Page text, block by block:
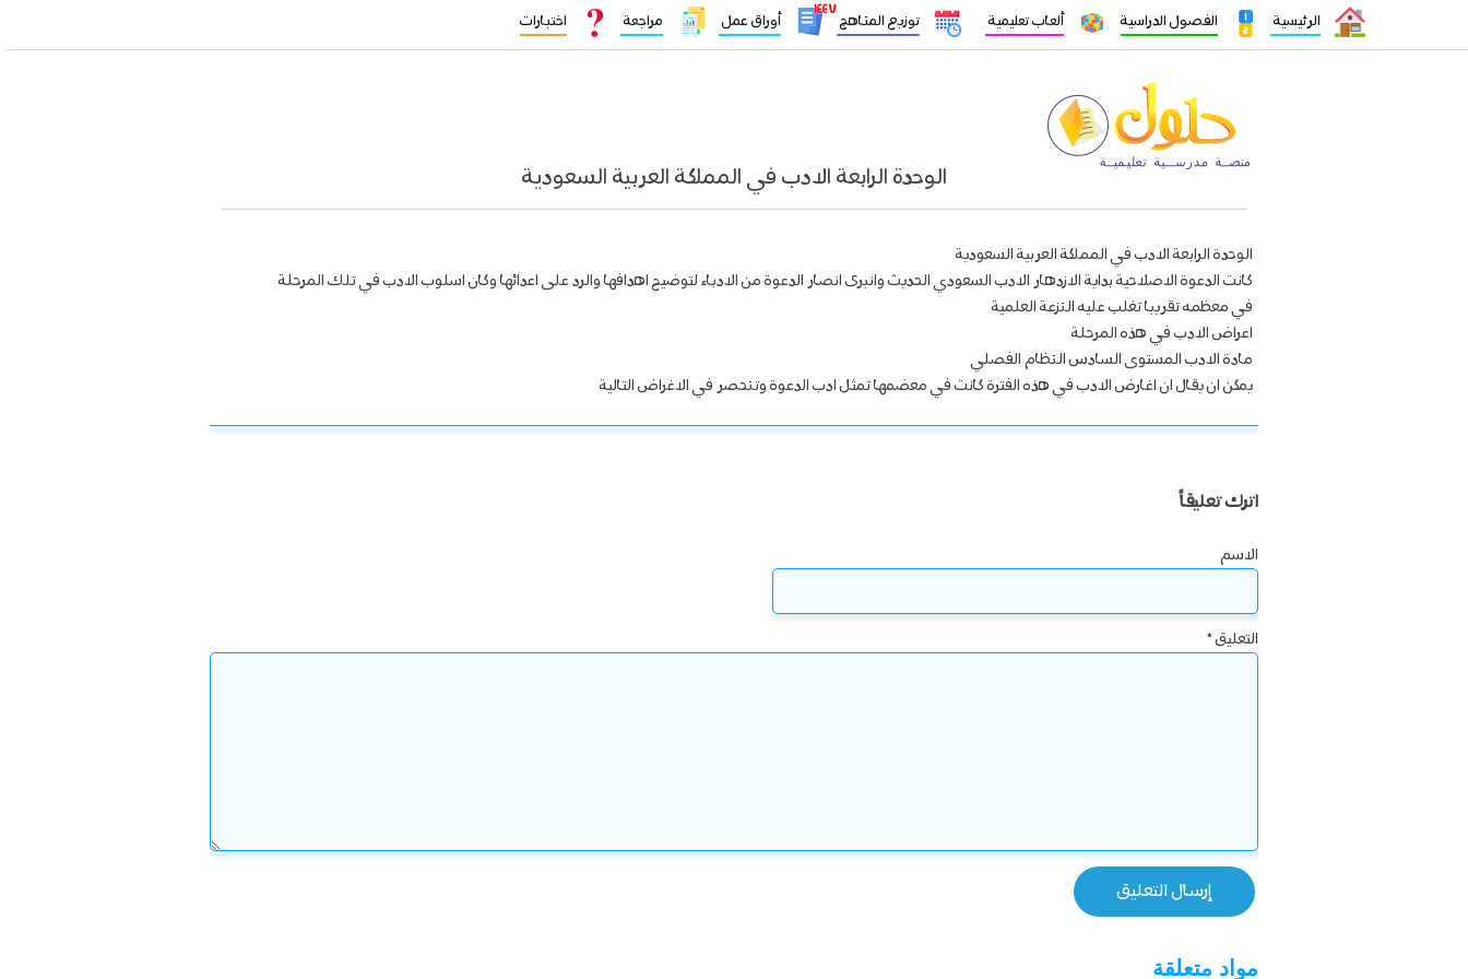
الرئيسية الفصول الدراسية ألعاب تعليمية توزيع المناهج
١٤٤٧
أوراق عمل مراجعة اختبارات
الوحدة الرابعة الادب في المملكة العربية السعودية
الوحدة الرابعة الادب في المملكة العربية السعودية
كانت الدعوة الاصلاحية بداية الازدهار الادب السعودي الحديث وانبرى انصار الدعوة من الادباء لتوضيح اهدافها والرد على اعدائها وكان اسلوب الادب في تلك المرحلة
في معظمه تقريبا تغلب عليه النزعة العلمية
اعراض الادب في هذه المرحلة
مادة الادب المستوى السادس النظام الفصلي
يمكن ان يقال ان اغارض الادب في هذه الفترة كانت في معضمها تمثل ادب الدعوة وتنحصر في الاغراض التالية
اترك تعليقاً
الاسم
التعليق*
مواد متعلقة